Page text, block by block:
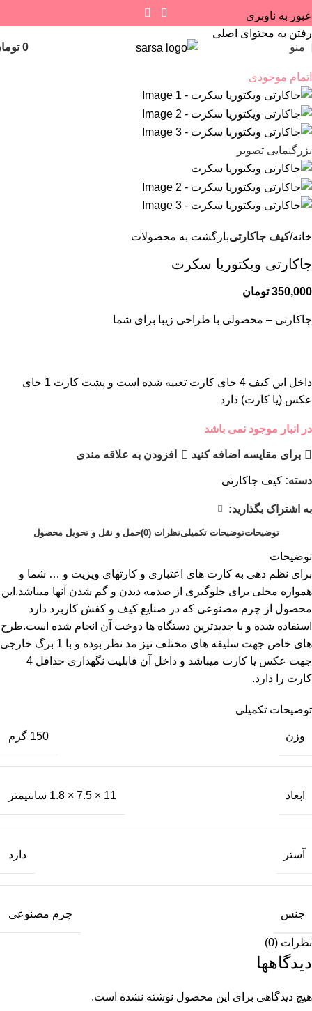
عبور به ناوبری
رفتن به محتوای اصلی
منو
0
اتمام موجودی
بزرگنمایی تصویر
خانه کیف جاکارتیبازگشت به محصولات
جاکارتی ویکتوریا سکرت
350,000 تومان
جاکارتی – محصولی با طراحی زیبا برای شما
داخل این کیف 4 جای کارت تعبیه شده است و پشت کارت 1 جای
عکس (یا کارت) دارد
در انبار موجود نمی باشد
برای مقایسه اضافه کنید افزودن به علاقه مندی
دسته: کیف جاکارتی
به اشتراک بگذارید:
توضیحاتتوضیحات تکمیلینظرات (0) حمل و نقل و تحویل محصول
توضیحات
برای نظم دهی به کارت های اعتباری و کارتهای ویزیت و … شما و
همواره محلی برای جلوگیری از صدمه دیدن و گم شدن آنها میباشد.این
محصول از چرم مصنوعی که در صنایع کیف و کفش کاربرد دارد
استفاده شده و با جدیدترین دستگاه ها دوخت آن انجام شده است.طرح
های خاص جهت سلیقه های مختلف نیز مد نظر بوده و با 1 برگ خارجی
جهت عکس یا کارت میباشد و داخل آن قابلیت نگهداری حداقل 4
کارت را دارد.
توضیحات تکمیلی
وزن 150 گرم
ابعاد 11 × 7.5 × 1.8 سانتیمتر
آستر دارد
جنس چرم مصنوعی
نظرات (0)
دیدگاهها
هیچ دیدگاهی برای این محصول نوشته نشده است.